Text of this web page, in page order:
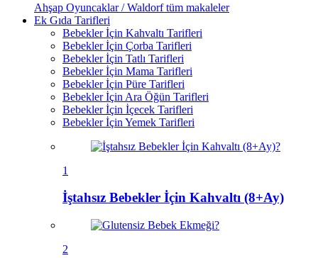
Ahşap Oyuncaklar / Waldorftüm makaleler
Ek Gıda Tarifleri
Bebekler İçin Kahvaltı Tarifleri
Bebekler İçin Çorba Tarifleri
Bebekler İçin Tatlı Tarifleri
Bebekler İçin Mama Tarifleri
Bebekler İçin Püre Tarifleri
Bebekler İçin Ara Öğün Tarifleri
Bebekler İçin İçecek Tarifleri
Bebekler İçin Yemek Tarifleri
1
İştahsız Bebekler İçin Kahvaltı (8+Ay)
2